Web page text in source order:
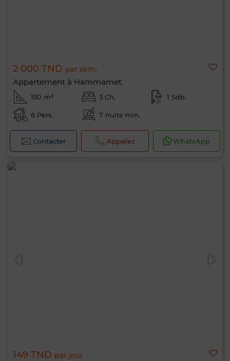
2 000 TND par sem.
Appartement à Hammamet
150 m² 3 Ch. 1 Sdb.
6 Pers. 7 nuits min.
Contacter Appelez WhatsApp
149 TND par jour